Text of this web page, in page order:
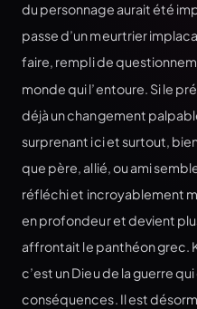
du personnage aurait été
passe d’un meurtrier
faire, rempli de
monde qui l’entoure. Si le
déjà un changement
surprenant ici et surtout,
que père, allié, ou ami
réfléchi et incroyablement
en profondeur et devient
affrontait le panthéon grec.
c’est un Dieu de la guerre
conséquences. Il est